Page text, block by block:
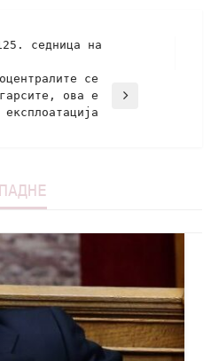
седница на
се
ова е